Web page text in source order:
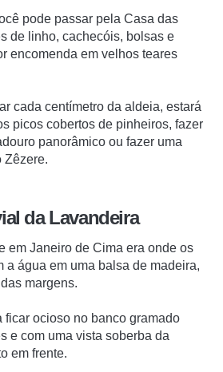
pode passar pela Casa das
de linho, cachecóis, bolsas e
encomenda em velhos teares
cada centímetro da aldeia, estará
picos cobertos de pinheiros, fazer
panorâmico ou fazer uma
Zêzere.
da Lavandeira
em Janeiro de Cima era onde os
a água em uma balsa de madeira,
margens.
ficar ocioso no banco gramado
e com uma vista soberba da
em frente.